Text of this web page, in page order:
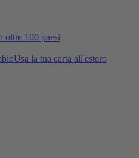
oltre 100 paesi
Usa la tua carta all'estero